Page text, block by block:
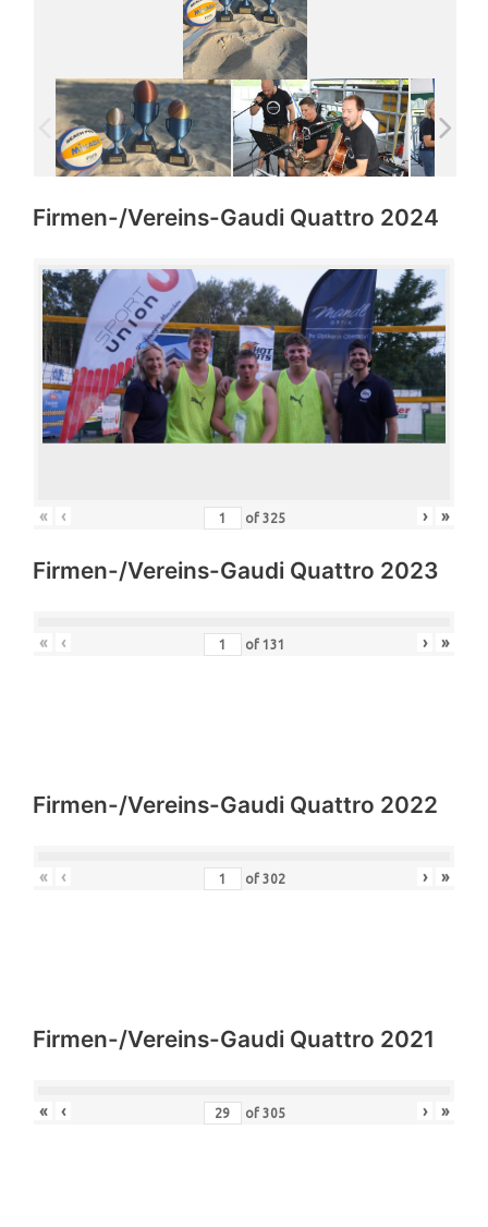
Firmen-/Vereins-Gaudi Quattro 2024
« ‹ of 325 › »
Firmen-/Vereins-Gaudi Quattro 2023
« ‹ of 131 › »
Firmen-/Vereins-Gaudi Quattro 2022
« ‹ of 302 › »
Firmen-/Vereins-Gaudi Quattro 2021
« ‹ of 305 › »